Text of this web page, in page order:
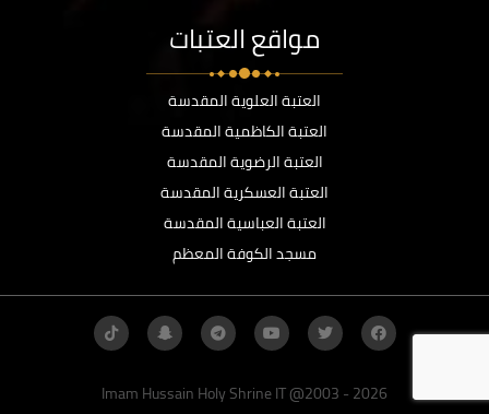
مواقع العتبات
العتبة العلوية المقدسة
العتبة الكاظمية المقدسة
العتبة الرضوية المقدسة
العتبة العسكرية المقدسة
العتبة العباسية المقدسة
مسجد الكوفة المعظم
Imam Hussain Holy Shrine IT @2003 - 2026